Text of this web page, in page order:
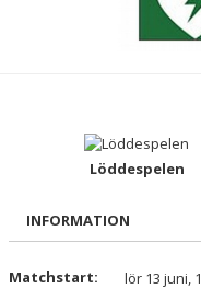
KONTAKT
Löddespelen
INFORMATION
Matchstart:
lör 13 juni,